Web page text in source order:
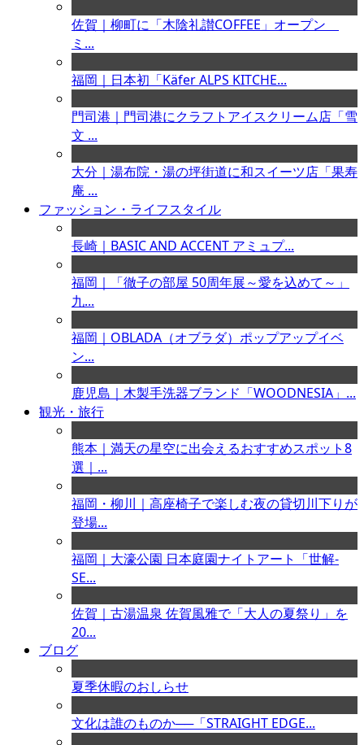
佐賀｜柳町に「木陰礼讃COFFEE」オープン
ミ...
福岡｜日本初「Käfer ALPS KITCHE...
門司港｜門司港にクラフトアイスクリーム店「雪
文 ...
大分｜湯布院・湯の坪街道に和スイーツ店「果寿
庵 ...
ファッション・ライフスタイル
長崎｜BASIC AND ACCENT アミュプ...
福岡｜「徹子の部屋 50周年展～愛を込めて～」
九...
福岡｜OBLADA（オブラダ）ポップアップイベ
ン...
鹿児島｜木製手洗器ブランド「WOODNESIA」...
観光・旅行
熊本｜満天の星空に出会えるおすすめスポット8
選｜...
福岡・柳川｜高座椅子で楽しむ夜の貸切川下りが
登場...
福岡｜大濠公園 日本庭園ナイトアート「世解-
SE...
佐賀｜古湯温泉 佐賀風雅で「大人の夏祭り」を
20...
ブログ
夏季休暇のおしらせ
文化は誰のものか──「STRAIGHT EDGE...